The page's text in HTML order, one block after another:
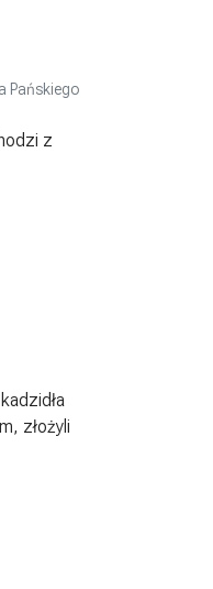
Pańskiego
z
złożyli